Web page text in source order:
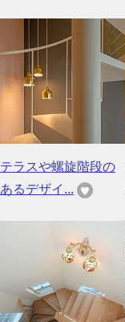
テラスや螺旋階段の
あるデザイ...